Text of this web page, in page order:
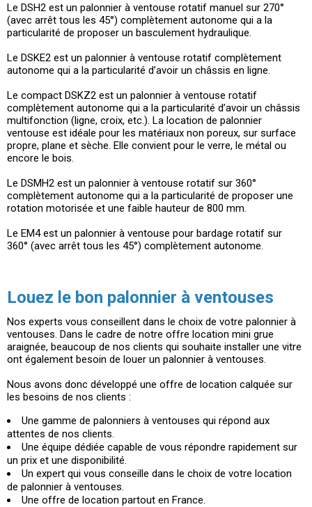
Le DSH2 est un palonnier à ventouse rotatif manuel sur 270°
(avec arrêt tous les 45°) complètement autonome qui a la
particularité de proposer un basculement hydraulique.
Le DSKE2 est un palonnier à ventouse rotatif complètement
autonome qui a la particularité d’avoir un châssis en ligne.
Le compact DSKZ2 est un palonnier à ventouse rotatif
complètement autonome qui a la particularité d’avoir un châssis
multifonction (ligne, croix, etc.). La location de palonnier
ventouse est idéale pour les matériaux non poreux, sur surface
propre, plane et sèche. Elle convient pour le verre, le métal ou
encore le bois.
Le DSMH2 est un palonnier à ventouse rotatif sur 360°
complètement autonome qui a la particularité de proposer une
rotation motorisée et une faible hauteur de 800 mm.
Le EM4 est un palonnier à ventouse pour bardage rotatif sur
360° (avec arrêt tous les 45°) complètement autonome.
Louez le bon palonnier à ventouses
Nos experts vous conseillent dans le choix de votre palonnier à
ventouses. Dans le cadre de notre offre location mini grue
araignée, beaucoup de nos clients qui souhaite installer une vitre
ont également besoin de louer un palonnier à ventouses.
Nous avons donc développé une offre de location calquée sur
les besoins de nos clients :
Une gamme de palonniers à ventouses qui répond aux
attentes de nos clients.
Une équipe dédiée capable de vous répondre rapidement sur
un prix et une disponibilité.
Un expert qui vous conseille dans le choix de votre location
de palonnier à ventouses.
Une offre de location partout en France.